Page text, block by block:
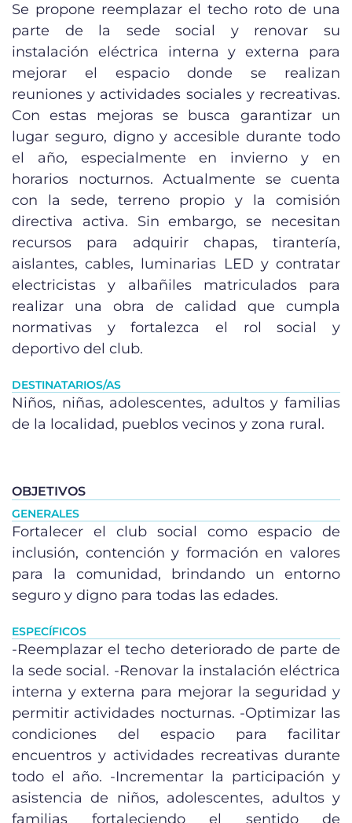
Se propone reemplazar el techo roto de una
parte de la sede social y renovar su
instalación eléctrica interna y externa para
mejorar el espacio donde se realizan
reuniones y actividades sociales y recreativas.
Con estas mejoras se busca garantizar un
lugar seguro, digno y accesible durante todo
el año, especialmente en invierno y en
horarios nocturnos. Actualmente se cuenta
con la sede, terreno propio y la comisión
directiva activa. Sin embargo, se necesitan
recursos para adquirir chapas, tirantería,
aislantes, cables, luminarias LED y contratar
electricistas y albañiles matriculados para
realizar una obra de calidad que cumpla
normativas y fortalezca el rol social y
deportivo del club.
DESTINATARIOS/AS
Niños, niñas, adolescentes, adultos y familias
de la localidad, pueblos vecinos y zona rural.
OBJETIVOS
GENERALES
Fortalecer el club social como espacio de
inclusión, contención y formación en valores
para la comunidad, brindando un entorno
seguro y digno para todas las edades.
ESPECÍFICOS
-Reemplazar el techo deteriorado de parte de
la sede social. -Renovar la instalación eléctrica
interna y externa para mejorar la seguridad y
permitir actividades nocturnas. -Optimizar las
condiciones del espacio para facilitar
encuentros y actividades recreativas durante
todo el año. -Incrementar la participación y
asistencia de niños, adolescentes, adultos y
familias fortaleciendo el sentido de